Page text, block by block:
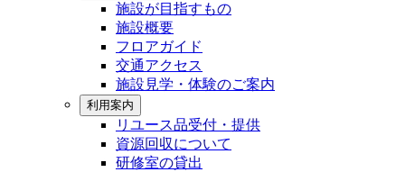
施設が目指すもの
施設概要
フロアガイド
交通アクセス
施設見学・体験のご案内
利用案内
リユース品受付・提供
資源回収について
研修室の貸出